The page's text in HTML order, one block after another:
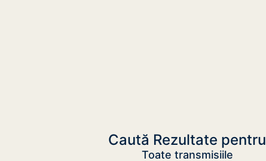
Caută Rezultate pentru
Toate transmisiile